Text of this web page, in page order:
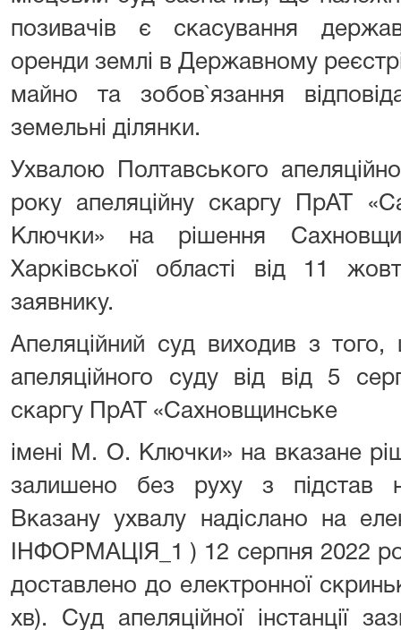
позивачів є скасування
оренди землі в Державному
майно та зобов`язання
земельні ділянки.
Ухвалою Полтавського
року апеляційну скаргу ПрАТ
Ключки» на рішення
Харківської області від 11
заявнику.
Апеляційний суд виходив з
апеляційного суду від від 5
скаргу ПрАТ «Сахновщинське
імені М. О. Ключки» на вказане
залишено без руху з підстав
Вказану ухвалу надіслано на
ІНФОРМАЦІЯ_1 ) 12 серпня 2022
доставлено до електронної
хв). Суд апеляційної інстанції